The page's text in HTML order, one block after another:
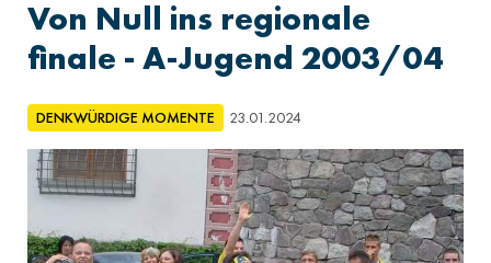
Von Null ins regionale
finale - A-Jugend 2003/04
DENKWÜRDIGE MOMENTE 23.01.2024